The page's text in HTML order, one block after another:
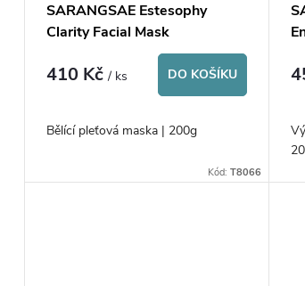
k
u
SARANGSAE Estesophy
Clarity Facial Mask
410 Kč/ ks DO KOŠÍKU
Bělící pleťová maska | 200g
Kód:T8066